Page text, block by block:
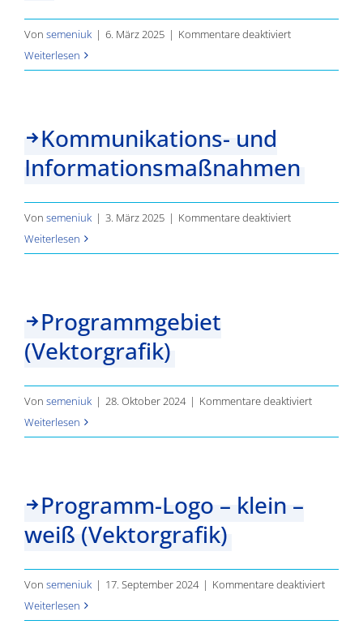
Von semeniuk | 6. März 2025 | Kommentare deaktiviertfür
–
der
Weiterlesen
Kommunikations- und
Informationsmaßnahmen
Von semeniuk | 3. März 2025 | Kommentare deaktiviertfür
und
Weiterlesen
Programmgebiet
(Vektorgrafik)
Von semeniuk | 28. Oktober 2024 | Kommentare deaktiviertfür
Weiterlesen
Programm-Logo – klein –
weiß (Vektorgrafik)
Von semeniuk | 17. September 2024 | Kommentare deaktiviertfür
Logo
Weiterlesen